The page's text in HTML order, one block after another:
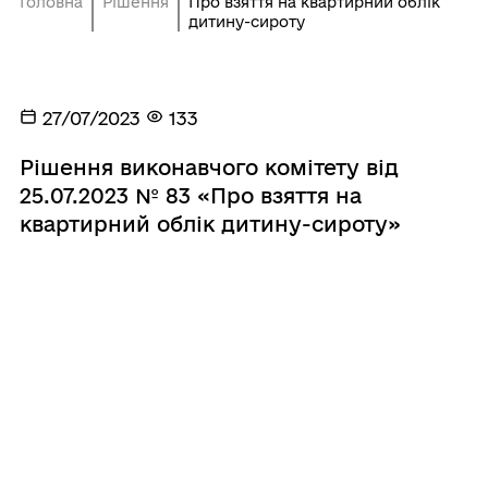
дитину-сироту
27/07/2023 133
Рішення виконавчого комітету від
25.07.2023 № 83 «Про взяття на
квартирний облік дитину-сироту»